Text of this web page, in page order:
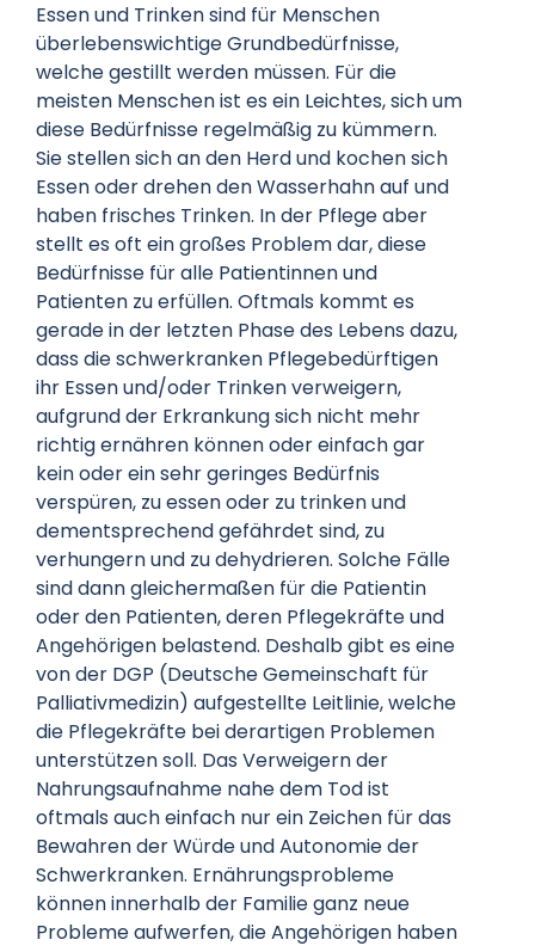
Essen und Trinken sind für Menschen
überlebenswichtige Grundbedürfnisse,
welche gestillt werden müssen. Für die
meisten Menschen ist es ein Leichtes, sich um
diese Bedürfnisse regelmäßig zu kümmern.
Sie stellen sich an den Herd und kochen sich
Essen oder drehen den Wasserhahn auf und
haben frisches Trinken. In der Pflege aber
stellt es oft ein großes Problem dar, diese
Bedürfnisse für alle Patientinnen und
Patienten zu erfüllen. Oftmals kommt es
gerade in der letzten Phase des Lebens dazu,
dass die schwerkranken Pflegebedürftigen
ihr Essen und/oder Trinken verweigern,
aufgrund der Erkrankung sich nicht mehr
richtig ernähren können oder einfach gar
kein oder ein sehr geringes Bedürfnis
verspüren, zu essen oder zu trinken und
dementsprechend gefährdet sind, zu
verhungern und zu dehydrieren. Solche Fälle
sind dann gleichermaßen für die Patientin
oder den Patienten, deren Pflegekräfte und
Angehörigen belastend. Deshalb gibt es eine
von der DGP (Deutsche Gemeinschaft für
Palliativmedizin) aufgestellte Leitlinie, welche
die Pflegekräfte bei derartigen Problemen
unterstützen soll. Das Verweigern der
Nahrungsaufnahme nahe dem Tod ist
oftmals auch einfach nur ein Zeichen für das
Bewahren der Würde und Autonomie der
Schwerkranken. Ernährungsprobleme
können innerhalb der Familie ganz neue
Probleme aufwerfen, die Angehörigen haben